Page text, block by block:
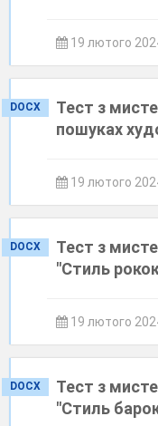
19 лютого
DOCX
Тест з
пошуках
19 лютого
DOCX
Тест з
"Стиль
19 лютого
DOCX
Тест з
"Стиль